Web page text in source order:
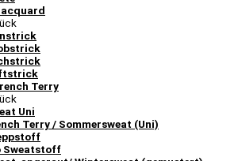
Terry
Uni
Terry / Sommersweat (Uni)
Sweatstoff